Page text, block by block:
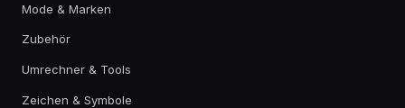
Mode & Marken
Zubehör
Umrechner & Tools
Zeichen & Symbole